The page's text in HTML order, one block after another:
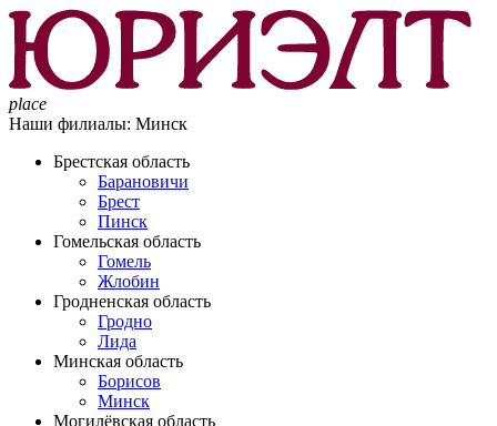
place
Наши филиалы: Минск
Брестская область
Барановичи
Брест
Пинск
Гомельская область
Гомель
Жлобин
Гродненская область
Гродно
Лида
Минская область
Борисов
Минск
Могилёвская область